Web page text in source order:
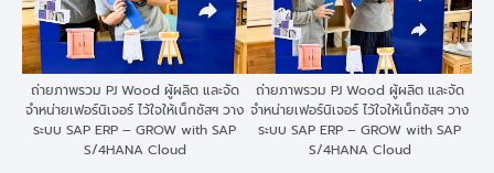
ถ่ายภาพรวม PJ Wood ผู้ผลิต และจัด
จำหน่ายเฟอร์นิเจอร์ ไว้ใจให้เน็กซัสฯ วาง
ระบบ SAP ERP – GROW with SAP
S/4HANA Cloud
ถ่ายภาพรวม PJ Wood ผู้ผลิต และจัด
จำหน่ายเฟอร์นิเจอร์ ไว้ใจให้เน็กซัสฯ วาง
ระบบ SAP ERP – GROW with SAP
S/4HANA Cloud